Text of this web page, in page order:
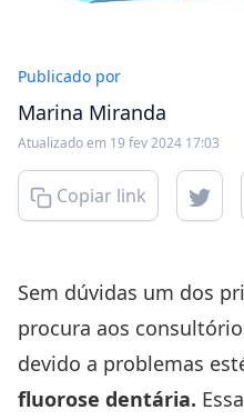
Publicado por
Marina Miranda
Atualizado em 19 fev 2024 17:03
Copiar link
Sem dúvidas um dos
procura aos
devido a problemas
fluorose dentária.